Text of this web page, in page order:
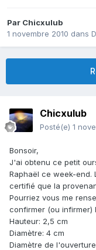
Par Chicxulub
1 novembre 2010 dans
Chicxulub
Posté(e) 1
Bonsoir,
J'ai obtenu ce petit
Raphaël ce week-end.
certifié que la
Pourriez vous me
confirmer (ou infirmer)
Hauteur: 2,5 cm
Diamètre: 4 cm
Diamètre de